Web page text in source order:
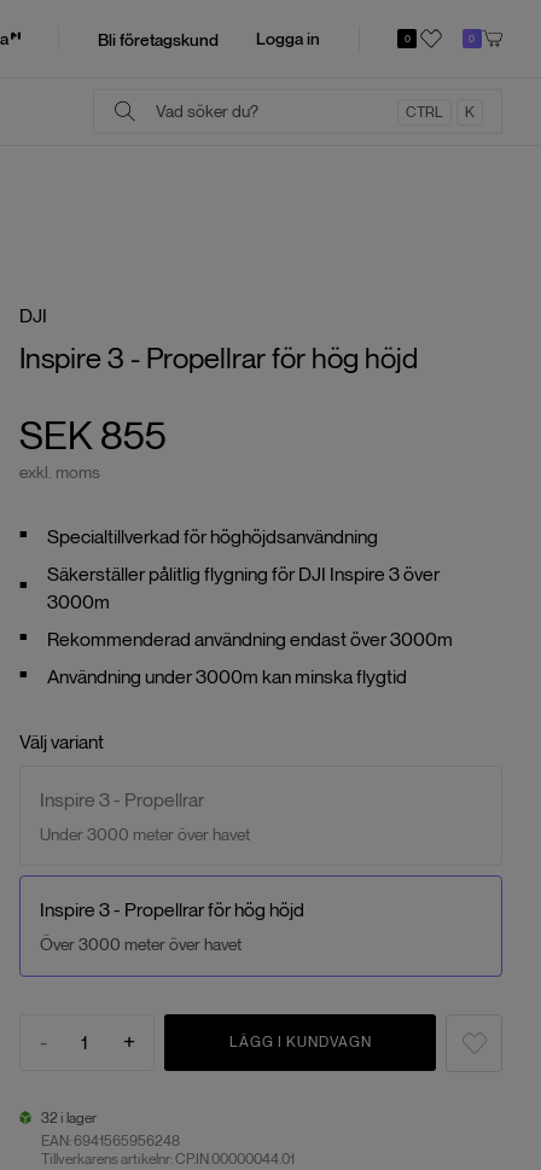
Bli företagskund Logga in 0 0
CTRL K
DJI
Inspire 3 - Propellrar för hög höjd
SEK 855
exkl. moms
Specialtillverkad för höghöjdsanvändning
Säkerställer pålitlig flygning för DJI Inspire 3 över
3000m
Rekommenderad användning endast över 3000m
Användning under 3000m kan minska flygtid
Välj variant
Inspire 3 - Propellrar
Under 3000 meter över havet
Inspire 3 - Propellrar för hög höjd
Över 3000 meter över havet
- 1 + LÄGG I KUNDVAGN
32 i lager
EAN:6941565956248
Tillverkarens artikelnr: CP.IN.00000044.01